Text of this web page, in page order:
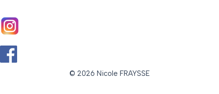
© 2026 Nicole FRAYSSE